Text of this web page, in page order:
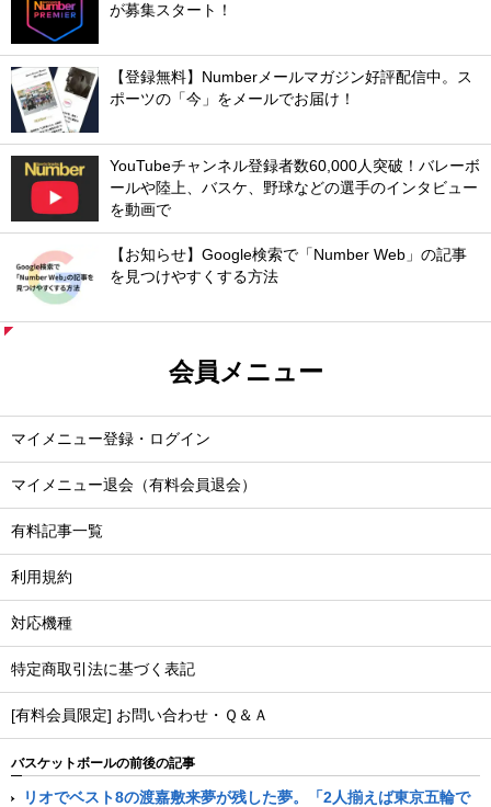
が募集スタート！
【登録無料】Numberメールマガジン好評配信中。ス
ポーツの「今」をメールでお届け！
YouTubeチャンネル登録者数60,000人突破！バレーボ
ールや陸上、バスケ、野球などの選手のインタビュー
を動画で
【お知らせ】Google検索で「Number Web」の記事
を見つけやすくする方法
会員メニュー
マイメニュー登録・ログイン
マイメニュー退会（有料会員退会）
有料記事一覧
利用規約
対応機種
特定商取引法に基づく表記
[有料会員限定] お問い合わせ・Ｑ＆Ａ
バスケットボールの前後の記事
リオでベスト8の渡嘉敷来夢が残した夢。「2人揃えば東京五輪で